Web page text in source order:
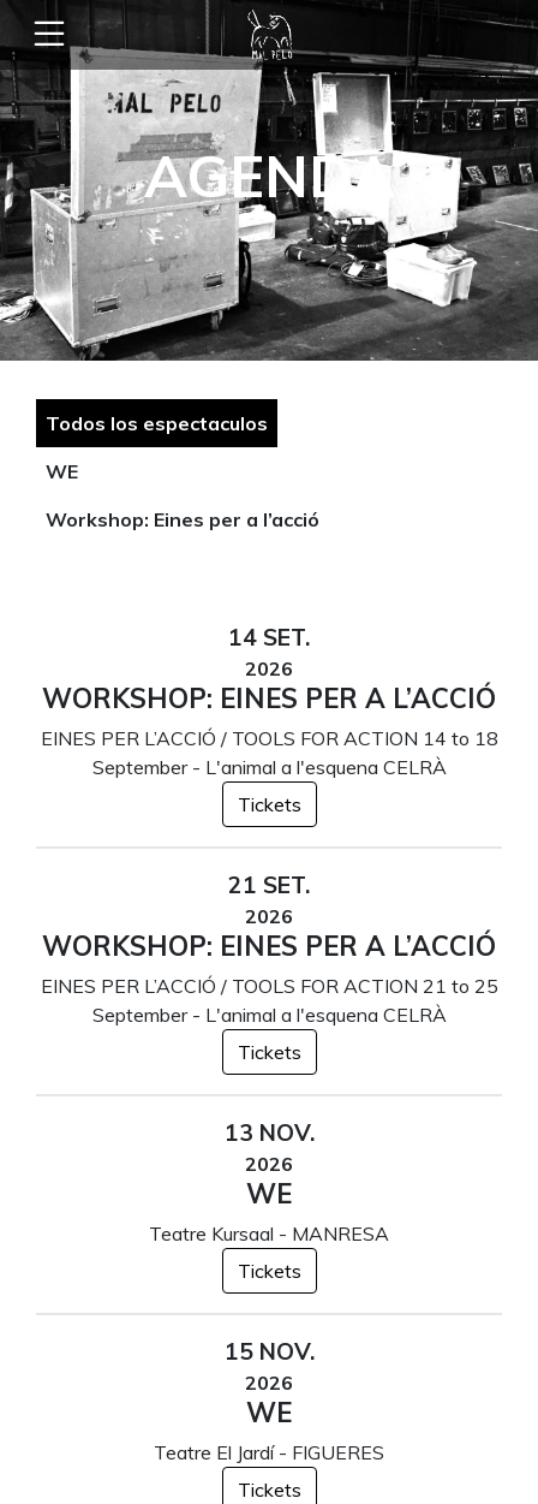
AGENDA
Todos los espectaculos
WE
Workshop: Eines per a l’acció
14 SET.
2026
WORKSHOP: EINES PER A L’ACCIÓ
EINES PER L’ACCIÓ / TOOLS FOR ACTION 14 to 18
September - L'animal a l'esquena CELRÀ
Tickets
21 SET.
2026
WORKSHOP: EINES PER A L’ACCIÓ
EINES PER L’ACCIÓ / TOOLS FOR ACTION 21 to 25
September - L'animal a l'esquena CELRÀ
Tickets
13 NOV.
2026
WE
Teatre Kursaal - MANRESA
Tickets
15 NOV.
2026
WE
Teatre El Jardí - FIGUERES
Tickets